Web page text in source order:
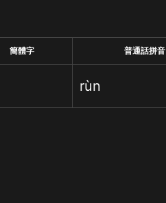
簡體字 普通話拼音
rùn